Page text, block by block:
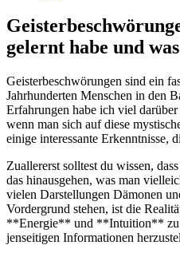
⁢gelernt habe und
Geisterbeschwörungen sind ein⁣
Jahrhunderten ‍Menschen in den
Erfahrungen habe ich viel
wenn man sich auf diese
einige interessante Erkenntnisse,
Zuallererst solltest ⁤du wissen,‌
das hinausgehen, was man
vielen Darstellungen Dämonen
Vordergrund stehen, ist die
⁢**Energie** und **Intuition** zu
jenseitigen Informationen